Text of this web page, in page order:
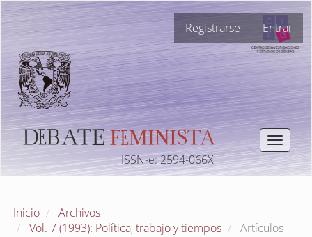
Navegación
principal
Contenido
principal
Barra
lateral
Registrarse Entrar
Toggle
ISSN-e: 2594-066X
Inicio
Archivos
Vol. 7 (1993): Política, trabajo y tiempos
Artículos